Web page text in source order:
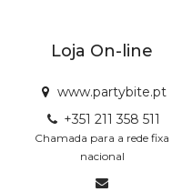
Loja On-line
www.partybite.pt
+351 211 358 511
Chamada para a rede fixa
nacional